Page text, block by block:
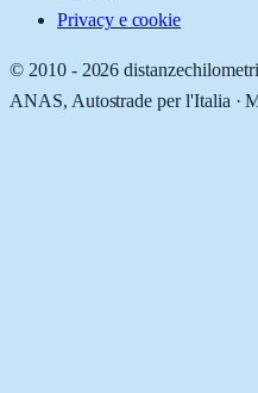
Privacy e cookie
© 2010 - 2026
ANAS, Autostrade per l'Italia ·